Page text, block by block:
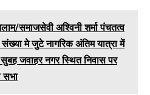
समाजसेवी अश्विनी शर्मा पंचतत्व
मे जुटे नागरिक अंतिम यात्रा में
जवाहर नगर स्थित निवास पर
सभा